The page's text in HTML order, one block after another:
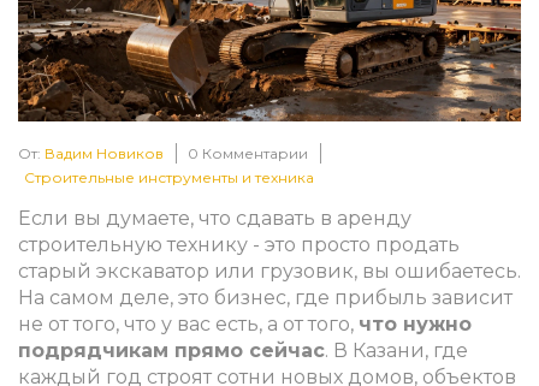
От: Вадим Новиков
0 Комментарии
Строительные инструменты и техника
Если вы думаете, что сдавать в аренду
строительную технику - это просто продать
старый экскаватор или грузовик, вы ошибаетесь.
На самом деле, это бизнес, где прибыль зависит
не от того, что у вас есть, а от того, что нужно
подрядчикам прямо сейчас. В Казани, где
каждый год строят сотни новых домов, объектов